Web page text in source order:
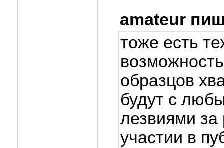
amateur
тоже есть
образцов
будут с
лезвиями за
участии в